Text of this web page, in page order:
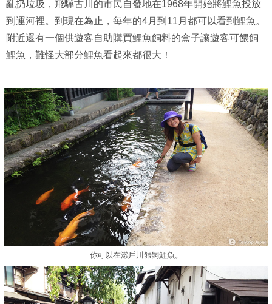
亂扔垃圾，飛驒古川的市民自發地在1968年開始將鯉魚投放
到運河裡。到現在為止，每年的4月到11月都可以看到鯉魚。
附近還有一個供遊客自助購買鯉魚飼料的盒子讓遊客可餵飼
鯉魚，難怪大部分鯉魚看起來都很大！
你可以在瀨戶川餵飼鯉魚。